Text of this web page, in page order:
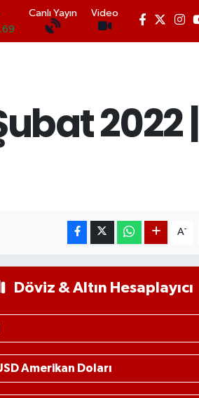
Canlı Yayın Video
2022 |
A-
Döviz & Altın Hesaplayıcı